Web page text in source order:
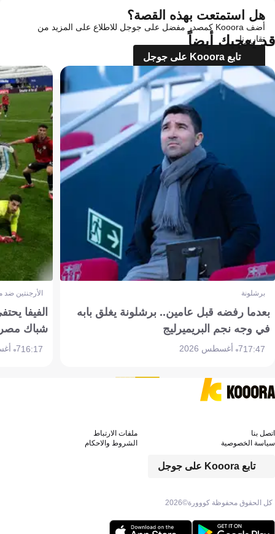
هل استمتعت بهذه القصة؟
أضف Kooora كمصدر مفضل على جوجل للاطلاع على المزيد من
تقاريرنا
تابع Kooora على جوجل
قد يعجبك أيضاً
برشلونة
بعدما رفضه قبل عامين.. برشلونة يغلق بابه
في وجه نجم البريميرليج
17:477 أغسطس 2026
الأرجنتين
الفيفا
شباك
16:177 أغسطس 2026
كل الحقوق محفوظة كووورة©2026
تابع Kooora على جوجل
اتصل بنا
ملفات الارتباط
سياسة الخصوصية
الشروط والاحكام